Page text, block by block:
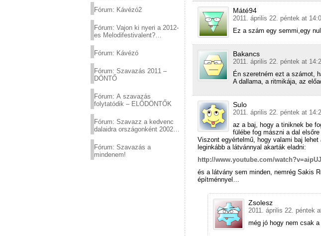
Fórum: Kávézó2
Fórum: Vajon ki nyeri a 2012-
es Melodifestivalent?
Fórum: Kávézó
Fórum: Szavazás 2011 –
DÖNTŐ
Fórum: A szavazás
folytatódik – ELŐDÖNTŐK
Fórum: Szavazz a kedvenc
dalaidra országonként 2002
Fórum: Szavazás a
mindenem!
Máté94
2011. április 22. péntek at
Ez a szám egy semmi,egy
Bakancs
2011. április 22. péntek at
Én szeretném ezt a számot,
A dallama, a ritmikája, az
Sulo
2011. április 22. péntek at
az a baj, hogy a tiniknek be
fülébe fog mászni a dal
Viszont egyértelmű, hogy valami baj
leginkább a látvánnyal akarták eladni:
http://www.youtube.com/
és a látvány sem minden, nemrég Sakis
építménnyel…
Zsolesz
2011. április 22. péntek
még jó hogy nem csak